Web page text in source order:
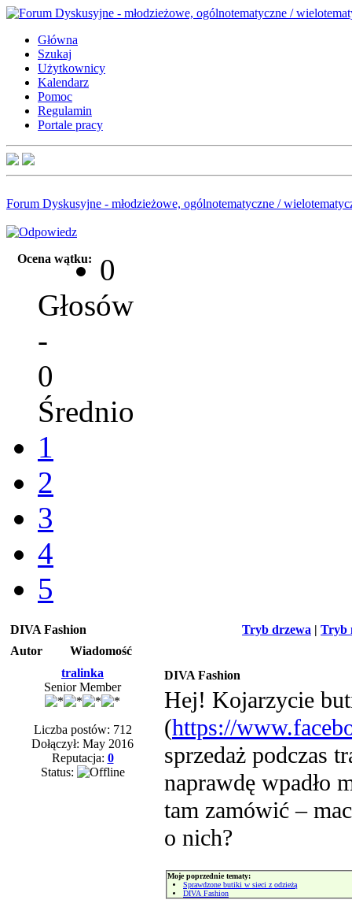
Główna
Szukaj
Użytkownicy
Kalendarz
Pomoc
Regulamin
Portale pracy
Forum Dyskusyjne - młodzieżowe, ogólnotematyczne /
Ocena wątku:
0
Głosów
-
0
Średnio
1
2
3
4
5
Tryb drzewa | Tryb
DIVA Fashion
Autor
Wiadomość
tralinka
Senior Member
Liczba postów: 712
Dołączył: May 2016
Reputacja: 0
Status:
DIVA Fashion
Hej! Kojarzycie
(https://
sprzedaż podczas
naprawdę wpadło
tam zamówić –
o nich?
Moje poprzednie tematy:
Sprawdzone butiki w sieci z odzieżą
DIVA Fashion